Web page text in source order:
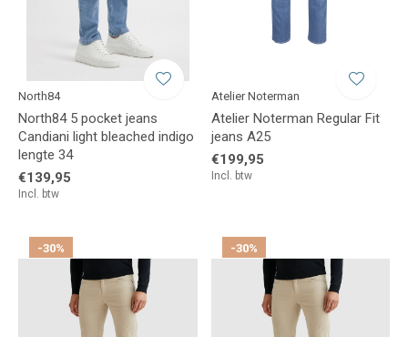
North84
North84 5 pocket jeans
Candiani light bleached indigo
lengte 34
€139,95
Incl. btw
Atelier Noterman
Atelier Noterman Regular Fit
jeans A25
€199,95
Incl. btw
-30% -30%